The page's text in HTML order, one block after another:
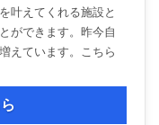
叶えてくれる施設と
ができます。昨今自
えています。こちら